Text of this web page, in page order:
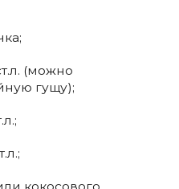
(можно
гущу);